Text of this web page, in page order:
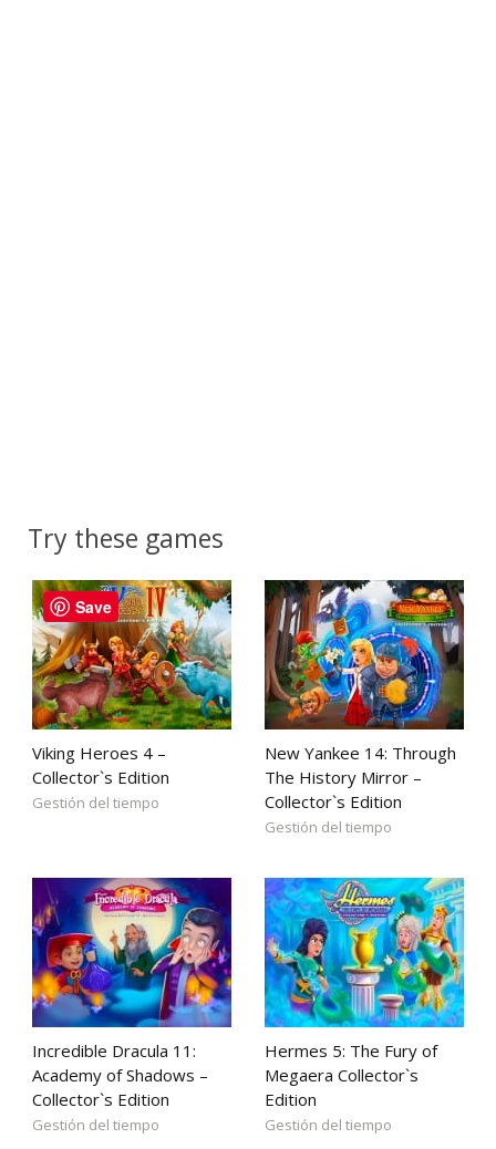
Try these games
Viking Heroes 4 –
Collector`s Edition
Gestión del tiempo
New Yankee 14: Through
The History Mirror –
Collector`s Edition
Gestión del tiempo
Incredible Dracula 11:
Academy of Shadows –
Collector`s Edition
Gestión del tiempo
Hermes 5: The Fury of
Megaera Collector`s
Edition
Gestión del tiempo
Save